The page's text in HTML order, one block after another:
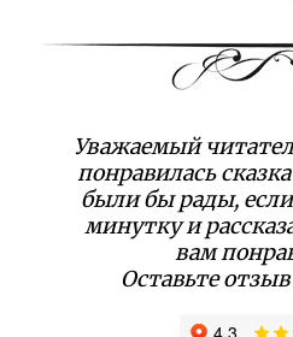
Уважаемый
понравилась
были бы рады,
минутку и
вам
Оставьте